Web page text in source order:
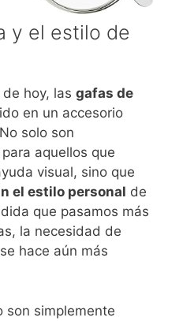
y el estilo de
hoy, las gafas de
en un accesorio
solo son
aquellos que
visual, sino que
el estilo personal de
que pasamos más
la necesidad de
hace aún más
son simplemente